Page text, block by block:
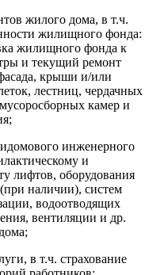
жилого дома, в т.ч.
жилищного фонда:
жилищного фонда к
и текущий ремонт
крыши и/или
лестниц, чердачных
камер и
инженерного
и
лифтов, оборудования
наличии), систем
водоотводящих
вентиляции и др.
в т.ч. страхование